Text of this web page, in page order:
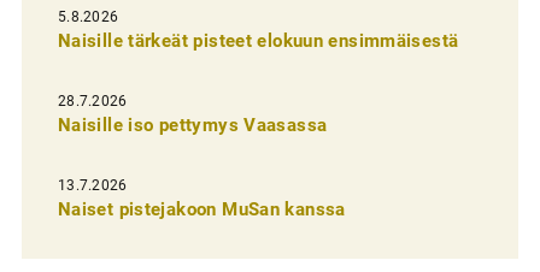
i
e
n
s
e
l
5.8.2026
Naisille tärkeät pisteet elokuun ensimmäisestä
28.7.2026
Naisille iso pettymys Vaasassa
13.7.2026
Naiset pistejakoon MuSan kanssa